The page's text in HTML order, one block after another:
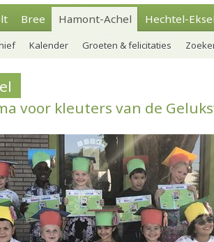
Bree Hamont-Achel Hechtel-
Kalender Groeten & felicitaties
voor kleuters van de